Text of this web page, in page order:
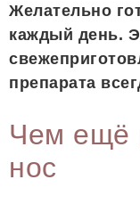
Желательно
каждый день.
препарата
Чем ещё
нос